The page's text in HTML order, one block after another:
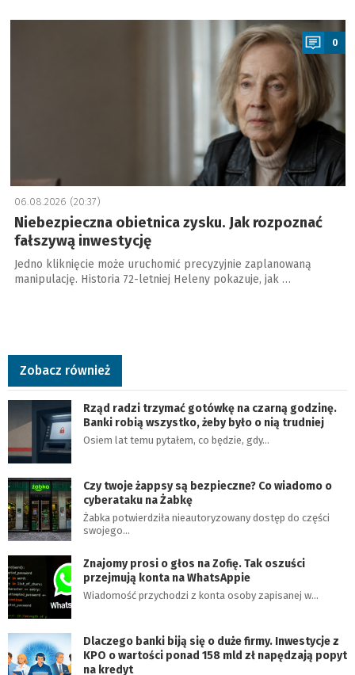
a
0
06.08.2026 (20:37)
Niebezpieczna obietnica zysku. Jak rozpoznać
fałszywą inwestycję
Jedno kliknięcie może uruchomić precyzyjnie zaplanowaną
manipulację. Historia 72-letniej Heleny pokazuje, jak …
Zobacz również
Rząd radzi trzymać gotówkę na czarną godzinę.
Banki robią wszystko, żeby było o nią trudniej
Osiem lat temu pytałem, co będzie, gdy…
Czy twoje żappsy są bezpieczne? Co wiadomo o
cyberataku na Żabkę
Żabka potwierdziła nieautoryzowany dostęp do części
swojego…
Znajomy prosi o głos na Zofię. Tak oszuści
przejmują konta na WhatsAppie
Wiadomość przychodzi z konta osoby zapisanej w…
Dlaczego banki biją się o duże firmy. Inwestycje z
KPO o wartości ponad 158 mld zł napędzają popyt
na kredyt